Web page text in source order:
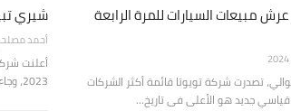
مبيعات السيارات للمرة الرابعة
تصدرت شركة تويوتا قائمة أكثر الشركات
قياسي جديد هو الأعلى فى تاريخ…
شيري تبيع 1.88 مليون سيارة حول
أحمد
أعلنت
2023، وجاء في التقرير زيادة مبيعات الشركة بحوالي…